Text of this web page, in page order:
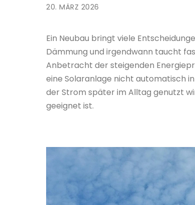
20. MÄRZ 2026
Ein Neubau bringt viele
Dämmung und irgendwann taucht
Anbetracht der steigenden
eine Solaranlage nicht automatisch
der Strom später im Alltag genutzt
geeignet ist.